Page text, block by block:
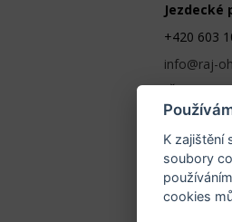
Jezdecké
+420 603
info@raj-
IČ:
K zajištění
soubory
cookies